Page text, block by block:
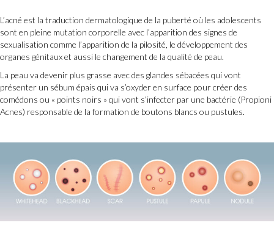
L’acné est la traduction dermatologique de la puberté où les adolescents
sont en pleine mutation corporelle avec l’apparition des signes de
sexualisation comme l’apparition de la pilosité, le développement des
organes génitaux et aussi le changement de la qualité de peau.
La peau va devenir plus grasse avec des glandes sébacées qui vont
présenter un sébum épais qui va s’oxyder en surface pour créer des
comédons ou « points noirs » qui vont s’infecter par une bactérie (Propioni
Acnes) responsable de la formation de boutons blancs ou pustules.